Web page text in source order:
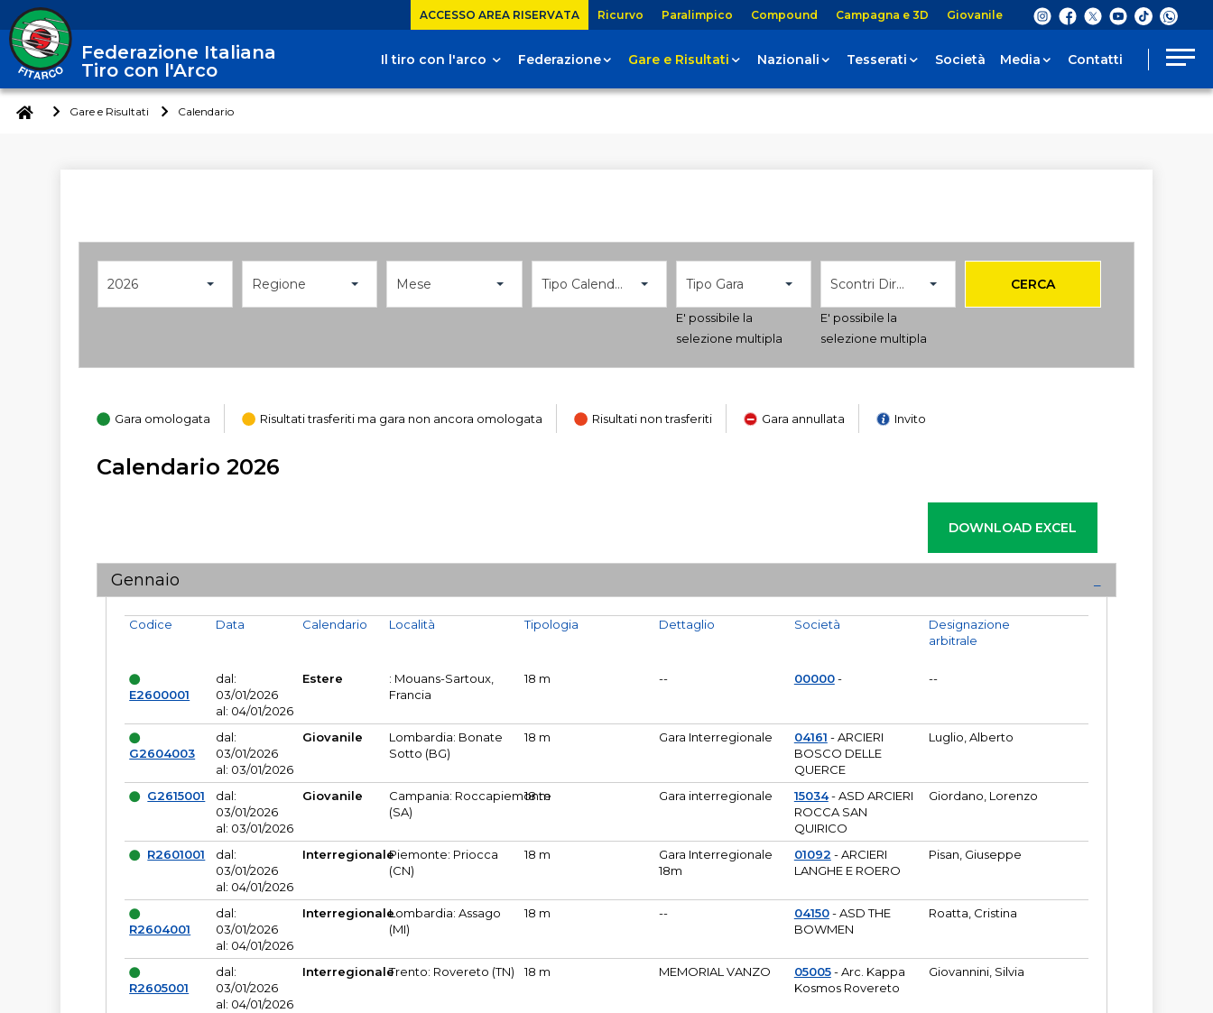
ACCESSO AREA RISERVATA Ricurvo Paralimpico Compound Campagna e 3D Giovanile
Federazione Italiana
Tiro con l'Arco
Il tiro con l'arco Federazione Gare e Risultati Nazionali Tesserati Società Media Contatti
Gare e Risultati Calendario
2026 Regione Mese Tipo Calendario Tipo Gara
E' possibile la
selezione multipla
Scontri Diretti
E' possibile la
selezione multipla
CERCA
Gara omologata Risultati trasferiti ma gara non ancora omologata Risultati non trasferiti Gara annullata Invito
Calendario 2026
Gennaio
Codice
E2600001
Data
dal:
03/01/2026
al: 04/01/2026
Calendario
Estere
Località
: Mouans-Sartoux,
Francia
Tipologia
18 m
Dettaglio
--
Società
00000-
Designazione
arbitrale
--
G2604003
dal:
03/01/2026
al: 03/01/2026
Giovanile
Lombardia: Bonate
Sotto (BG)
18 m Gara Interregionale 04161 - ARCIERI
BOSCO DELLE
QUERCE
Luglio, Alberto
G2615001
dal:
03/01/2026
al: 03/01/2026
Giovanile
Campania: Roccapiemonte
(SA)
18 m Gara interregionale 15034- ASD ARCIERI
ROCCA SAN
QUIRICO
Giordano, Lorenzo
R2601001
dal:
03/01/2026
al: 04/01/2026
InterregionalePiemonte: Priocca
(CN)
18 m
Gara Interregionale
18m
01092 - ARCIERI
LANGHE E ROERO
Pisan, Giuseppe
R2604001
dal:
03/01/2026
al: 04/01/2026
InterregionaleLombardia: Assago
(MI)
18 m -- 04150- ASD THE
BOWMEN
Roatta, Cristina
R2605001
dal:
03/01/2026
al: 04/01/2026
InterregionaleTrento: Rovereto (TN) 18 m MEMORIAL VANZO 05005- Arc. Kappa
Kosmos Rovereto
Giovannini, Silvia